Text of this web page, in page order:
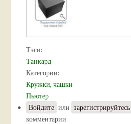
Тэги:
Танкард
Категории:
Кружки, чашки
Пьютер
Войдите или зарегистрируйтесь
комментарии